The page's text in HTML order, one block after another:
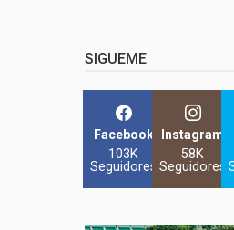
SIGUEME
Facebook
103K
Seguidores
Instagram
58K
Seguidores